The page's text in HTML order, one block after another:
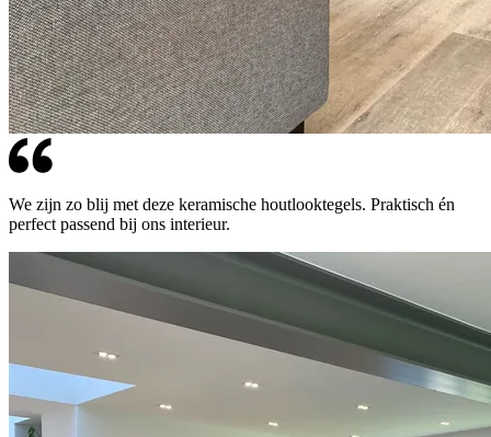
We zijn zo blij met deze keramische houtlooktegels. Praktisch én
perfect passend bij ons interieur.